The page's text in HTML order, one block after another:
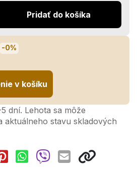
Pridať do košíka
-0%
v košíku
dní. Lehota sa môže
aktuálneho stavu skladových